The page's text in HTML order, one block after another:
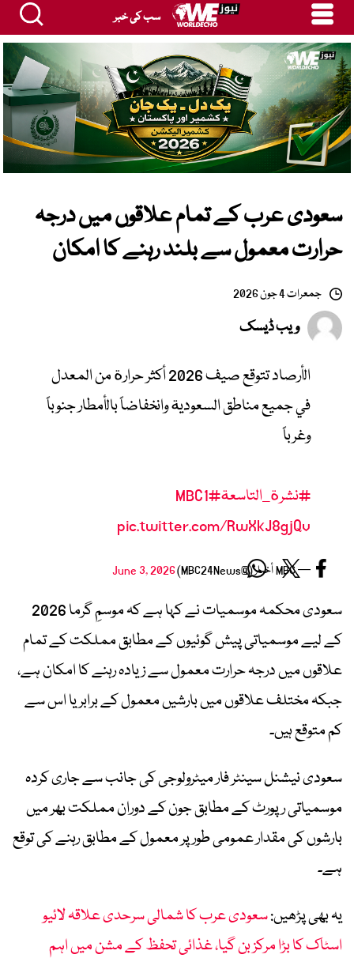
سب کی خبر
سعودی عرب کے تمام علاقوں میں درجہ
حرارت معمول سے بلند رہنے کا امکان
جمعرات 4 جون 2026
ویب ڈیسک
الأرصاد تتوقع صيف 2026 أكثر حرارة من المعدل
في جميع مناطق السعودية وانخفاضاً بالأمطار جنوباً
وغرباً
#نشرة_التاسعة#MBC1
pic.twitter.com/RwXkJ8gjQv
— MBC أخبار (@MBC24News) June 3, 2026
سعودی محکمہ موسمیات نے کہا ہے کہ موسمِ گرما 2026
کے لیے موسمیاتی پیش گوئیوں کے مطابق مملکت کے تمام
علاقوں میں درجہ حرارت معمول سے زیادہ رہنے کا امکان ہے،
جبکہ مختلف علاقوں میں بارشیں معمول کے برابر یا اس سے
کم متوقع ہیں۔
سعودی نیشنل سینٹر فار میٹرولوجی کی جانب سے جاری کردہ
موسمیاتی رپورٹ کے مطابق جون کے دوران مملکت بھر میں
بارشوں کی مقدار عمومی طور پر معمول کے مطابق رہنے کی توقع
ہے۔
یہ بھی پڑھیں:سعودی عرب کا شمالی سرحدی علاقہ لائیو
اسٹاک کا بڑا مرکز بن گیا، غذائی تحفظ کے مشن میں اہم